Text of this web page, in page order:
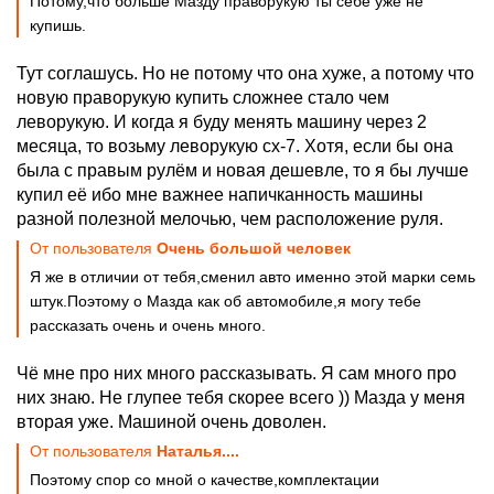
купишь.
Тут соглашусь. Но не потому что она хуже, а потому что
новую праворукую купить сложнее стало чем
леворукую. И когда я буду менять машину через 2
месяца, то возьму леворукую cx-7. Хотя, если бы она
была с правым рулём и новая дешевле, то я бы лучше
купил её ибо мне важнее напичканность машины
разной полезной мелочью, чем расположение руля.
От пользователя Очень большой человек
Я же в отличии от тебя,сменил авто именно этой марки семь
штук.Поэтому о Мазда как об автомобиле,я могу тебе
рассказать очень и очень много.
Чё мне про них много рассказывать. Я сам много про
них знаю. Не глупее тебя скорее всего )) Мазда у меня
вторая уже. Машиной очень доволен.
От пользователя Наталья....
Поэтому спор со мной о качестве,комплектации